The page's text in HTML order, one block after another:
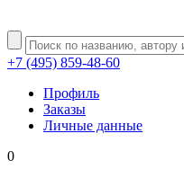
+7 (495) 859-48-60
Профиль
Заказы
Личные данные
0